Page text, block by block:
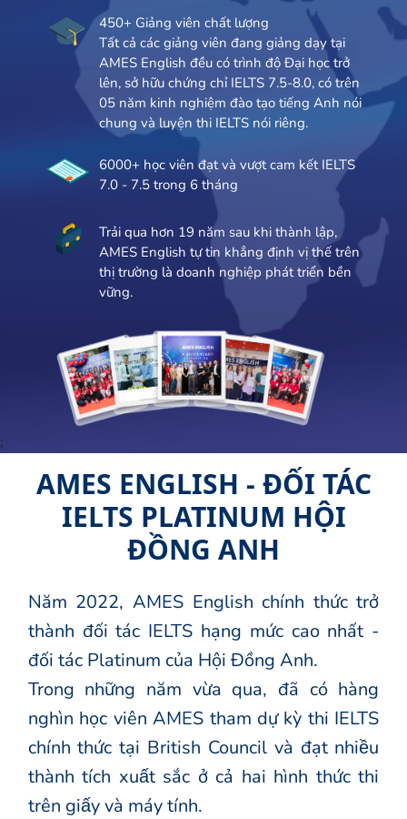
450+ Giảng viên chất lượng
Tất cả các giảng viên đang giảng dạy tại
AMES English đều có trình độ Đại học trở
lên, sở hữu chứng chỉ IELTS 7.5-8.0, có trên
05 năm kinh nghiệm đào tạo tiếng Anh nói
chung và luyện thi IELTS nói riêng.
6000+ học viên đạt và vượt cam kết IELTS
7.0 - 7.5 trong 6 tháng
Trải qua hơn 19 năm sau khi thành lập,
AMES English tự tin khẳng định vị thế trên
thị trường là doanh nghiệp phát triển bền
vững.
;
AMES ENGLISH - ĐỐI TÁC
IELTS PLATINUM HỘI
ĐỒNG ANH
Năm 2022, AMES English chính thức trở
thành đối tác IELTS hạng mức cao nhất -
đối tác Platinum của Hội Đồng Anh.
Trong những năm vừa qua, đã có hàng
nghìn học viên AMES tham dự kỳ thi IELTS
chính thức tại British Council và đạt nhiều
thành tích xuất sắc ở cả hai hình thức thi
trên giấy và máy tính.